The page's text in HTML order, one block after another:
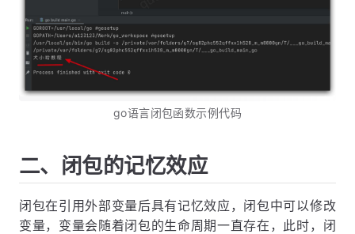
go语言闭包函数示例代码
二、闭包的记忆效应
闭包在引用外部变量后具有记忆效应，闭包中可以修改
变量，变量会随着闭包的生命周期一直存在，此时，闭